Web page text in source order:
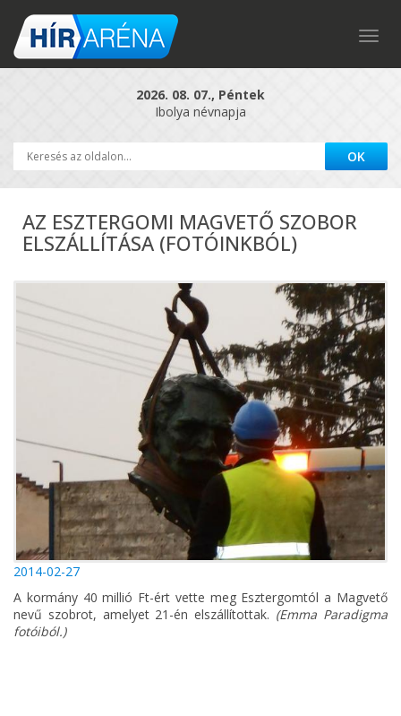
2026. 08. 07., Péntek
Ibolya névnapja
AZ ESZTERGOMI MAGVETŐ SZOBOR
ELSZÁLLÍTÁSA (FOTÓINKBÓL)
2014-02-27
A kormány 40 millió Ft-ért vette meg Esztergomtól a Magvető
nevű szobrot, amelyet 21-én elszállítottak. (Emma Paradigma
fotóiból.)